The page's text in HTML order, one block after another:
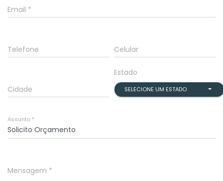
Email *
Telefone Celular
Cidade
Estado
SELECIONE UM ESTADO
Assunto *
Mensagem *